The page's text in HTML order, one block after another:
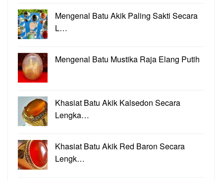
Mengenal Batu Akik Paling Sakti Secara
L…
Mengenal Batu Mustika Raja Elang Putih
Khasiat Batu Akik Kalsedon Secara
Lengka…
Khasiat Batu Akik Red Baron Secara
Lengk…